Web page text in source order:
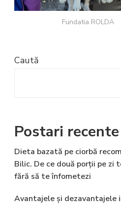
Fundatia ROLDA
Caută
Postari recente
Dieta bazată pe ciorbă
Bilic. De ce două porții pe zi
fără să te înfometezi
Avantajele și dezavantajele